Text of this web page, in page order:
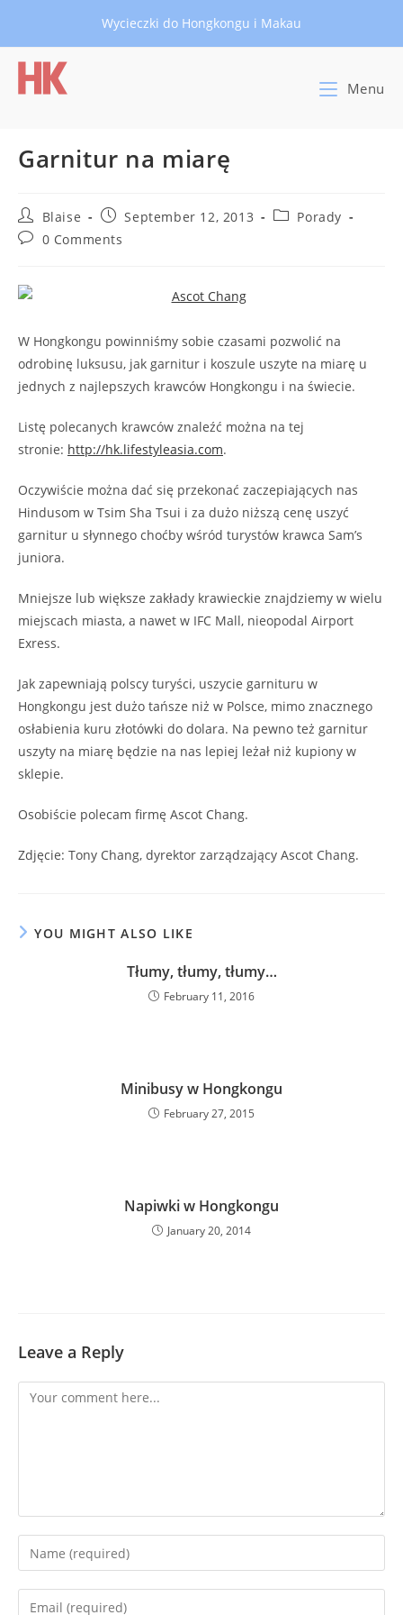
Wycieczki do Hongkongu i Makau
Menu
Garnitur na miarę
Post
author:
Blaise
Post
published:
September 12, 2013
PostPorady
Post0 Comments
W Hongkongu powinniśmy sobie czasami pozwolić na
odrobinę luksusu, jak garnitur i koszule uszyte na miarę u
jednych z najlepszych krawców Hongkongu i na świecie.
Listę polecanych krawców znaleźć można na tej
stronie: http://hk.lifestyleasia.com.
Oczywiście można dać się przekonać zaczepiających nas
Hindusom w Tsim Sha Tsui i za dużo niższą cenę uszyć
garnitur u słynnego choćby wśród turystów krawca Sam’s
juniora.
Mniejsze lub większe zakłady krawieckie znajdziemy w wielu
miejscach miasta, a nawet w IFC Mall, nieopodal Airport
Exress.
Jak zapewniają polscy turyści, uszycie garnituru w
Hongkongu jest dużo tańsze niż w Polsce, mimo znacznego
osłabienia kuru złotówki do dolara. Na pewno też garnitur
uszyty na miarę będzie na nas lepiej leżał niż kupiony w
sklepie.
Osobiście polecam firmę Ascot Chang.
Zdjęcie: Tony Chang, dyrektor zarządzający Ascot Chang.
YOU MIGHT ALSO LIKE
Tłumy, tłumy, tłumy…
February 11, 2016
Minibusy w Hongkongu
February 27, 2015
Napiwki w Hongkongu
January 20, 2014
Leave a Reply
Comment
Enter
your
name
Enter